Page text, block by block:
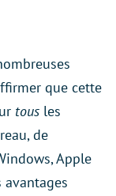
que cette
tous les
de
Apple